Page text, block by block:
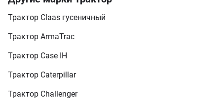
Трактор Claas гусеничный
Трактор ArmaTrac
Трактор Case IH
Трактор Caterpillar
Трактор Challenger